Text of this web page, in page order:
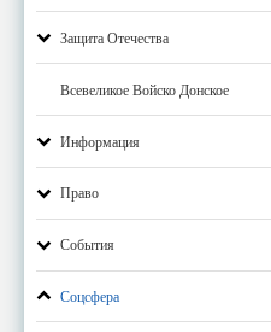
Защита Отечества
Всевеликое Войско Донское
Информация
Право
События
Соцсфера